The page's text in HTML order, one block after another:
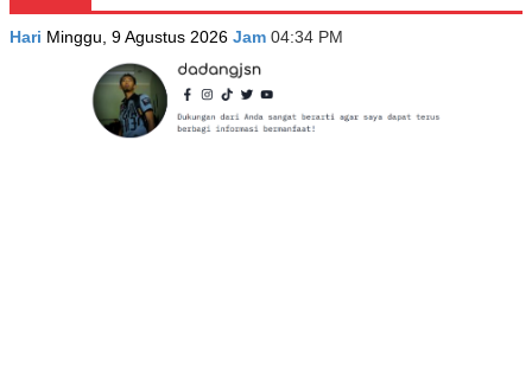
Hari Minggu, 9 Agustus 2026 Jam 04:34 PM